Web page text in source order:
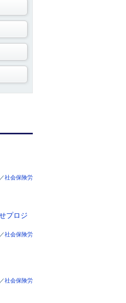
／社会保険労
プロジ
／社会保険労
／社会保険労